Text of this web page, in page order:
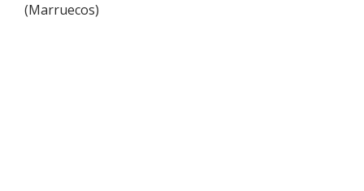
(Marruecos)